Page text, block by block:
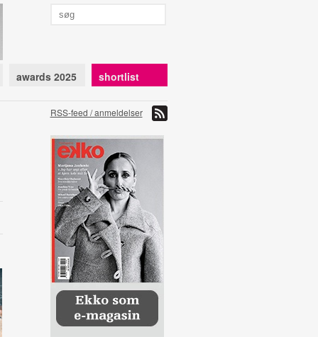
awards 2025 shortlist
RSS-feed / anmeldelser